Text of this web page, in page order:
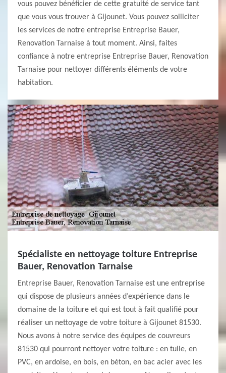
vous pouvez bénéficier de cette gratuité de service tant
que vous vous trouver à Gijounet. Vous pouvez solliciter
les services de notre entreprise Entreprise Bauer,
Renovation Tarnaise à tout moment. Ainsi, faites
confiance à notre entreprise Entreprise Bauer, Renovation
Tarnaise pour nettoyer différents éléments de votre
habitation.
Spécialiste en nettoyage toiture Entreprise
Bauer, Renovation Tarnaise
Entreprise Bauer, Renovation Tarnaise est une entreprise
qui dispose de plusieurs années d’expérience dans le
domaine de la toiture et qui est tout à fait qualifié pour
réaliser un nettoyage de votre toiture à Gijounet 81530.
Nous avons à notre service des équipes de couvreurs
81530 qui pourront nettoyer votre toiture : en tuile, en
PVC, en ardoise, en bois, en béton, en bac acier avec les